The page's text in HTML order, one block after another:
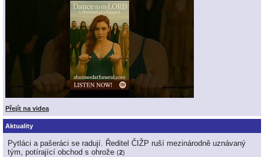
Přejít na videa
Aktuality
Pytláci a pašeráci se radují. Ředitel ČIŽP ruší mezinárodně uznávaný
tým, potírající obchod s ohrože (2)